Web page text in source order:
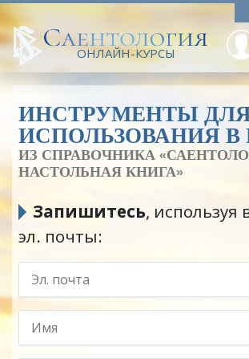
ОНЛАЙН-КУРСЫ
ИНСТРУМЕНТЫ
ИСПОЛЬЗОВАНИЯ В
ИЗ СПРАВОЧНИКА
НАСТОЛЬНАЯ КНИГА»
Запишитесь, используя
эл. почты: